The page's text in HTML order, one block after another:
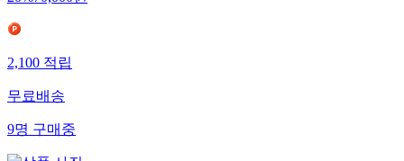
2,100적립
무료배송
9명구매중